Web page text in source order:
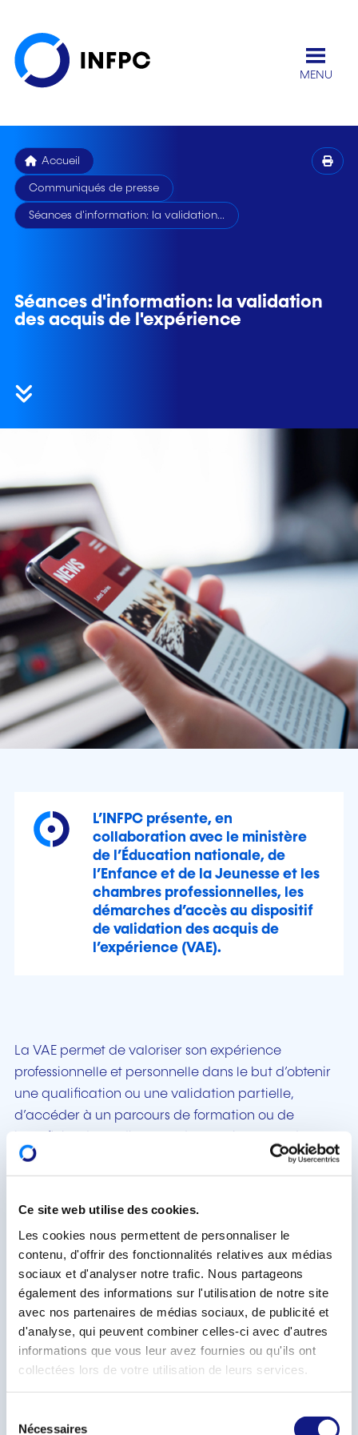
Ce site web utilise des cookies.
Les cookies nous permettent de personnaliser le
contenu, d'offrir des fonctionnalités relatives aux médias
sociaux et d'analyser notre trafic. Nous partageons
également des informations sur l'utilisation de notre site
avec nos partenaires de médias sociaux, de publicité et
d'analyse, qui peuvent combiner celles-ci avec d'autres
informations que vous leur avez fournies ou qu'ils ont
collectées lors de votre utilisation de leurs services.
Nécessaires
MENU
Accueil
Communiqués de presse
Séances d'information: la validation...
Séances d'information: la validation
des acquis de l'expérience
L’INFPC présente, en
collaboration avec le ministère
de l’Éducation nationale, de
l’Enfance et de la Jeunesse et les
chambres professionnelles, les
démarches d’accès au dispositif
de validation des acquis de
l’expérience (VAE).
La VAE permet de valoriser son expérience
professionnelle et personnelle dans le but d’obtenir
une qualification ou une validation partielle,
d’accéder à un parcours de formation ou de
programme d’études. Les qualifications suivantes
sont concernées:
le Certificat de capacité professionnelle (CCP),
le Diplôme d’aptitude professionnelle (DAP), le
Diplôme de technicien (DT), le Diplôme de fin
d’études secondaires générales et le Brevet de
maîtrise;
le Brevet de technicien supérieur (BTS);
l’accès aux études ou l’obtention de dispenses
partielles d’études pour les Bachelor et Master